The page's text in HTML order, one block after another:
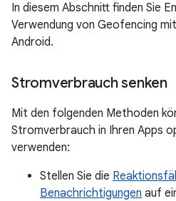
In diesem Abschnitt finden Sie
Verwendung von Geofencing
Android.
Stromverbrauch senken
Mit den folgenden Methoden
Stromverbrauch in Ihren Apps
verwenden:
Stellen Sie die
Benachrichtigungen auf